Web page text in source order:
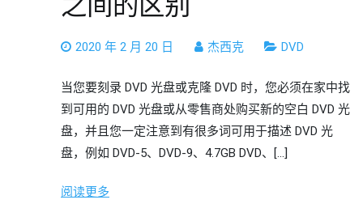
2020 年 2 月 20 日 杰西克 DVD
当您要刻录 DVD 光盘或克隆 DVD 时，您必须在家中找
到可用的 DVD 光盘或从零售商处购买新的空白 DVD 光
盘，并且您一定注意到有很多词可用于描述 DVD 光
盘，例如 DVD-5、DVD-9、4.7GB DVD、[…]
阅读更多